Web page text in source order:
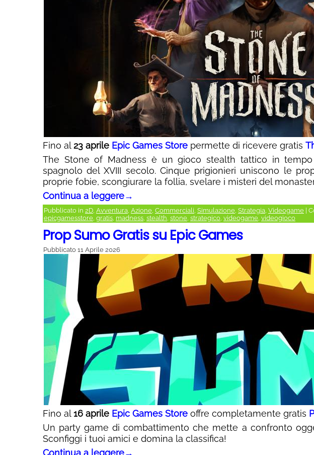
Fino al23 aprile Epic Games Store permette di ricevere gratis
The Stone of Madness è un gioco stealth tattico in
spagnolo del XVIII secolo. Cinque prigionieri uniscono le
proprie fobie, scongiurare la follia, svelare i misteri del
Continua a leggere→
Pubblicato in 2D, Avventura, Azione, Commerciali, Simulazione, Strategia, Videogame
epicgamesstore, gratis, madness, stealth, stone, strategico, videogame, videogioco
Prop Sumo Gratis su Epic Games
Pubblicato 11 Aprile 2026
Fino al16 aprile Epic Games Store offre completamente gratis
Un party game di combattimento che mette a confronto
Sconfiggi i tuoi amici e domina la classifica!
Continua a leggere→